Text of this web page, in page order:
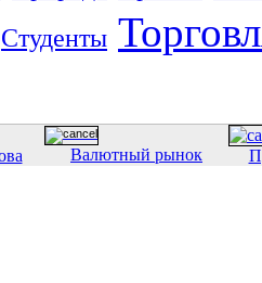
Студенты
Валютный рынок